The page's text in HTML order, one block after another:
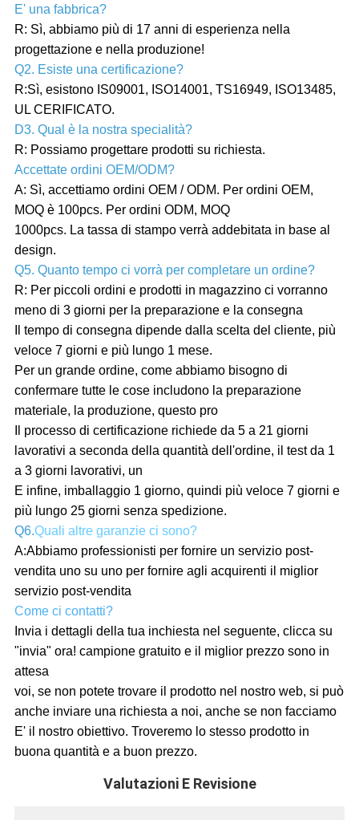
E' una fabbrica?
R: Sì, abbiamo più di 17 anni di esperienza nella
progettazione e nella produzione!
Q2. Esiste una certificazione?
R:Sì, esistono IS09001, ISO14001, TS16949, ISO13485,
UL CERIFICATO.
D3. Qual è la nostra specialità?
R: Possiamo progettare prodotti su richiesta.
Accettate ordini OEM/ODM?
A: Sì, accettiamo ordini OEM / ODM. Per ordini OEM,
MOQ è 100pcs. Per ordini ODM, MOQ
1000pcs. La tassa di stampo verrà addebitata in base al
design.
Q5. Quanto tempo ci vorrà per completare un ordine?
R: Per piccoli ordini e prodotti in magazzino ci vorranno
meno di 3 giorni per la preparazione e la consegna
Il tempo di consegna dipende dalla scelta del cliente, più
veloce 7 giorni e più lungo 1 mese.
Per un grande ordine, come abbiamo bisogno di
confermare tutte le cose includono la preparazione
materiale, la produzione, questo pro
Il processo di certificazione richiede da 5 a 21 giorni
lavorativi a seconda della quantità dell'ordine, il test da 1
a 3 giorni lavorativi, un
E infine, imballaggio 1 giorno, quindi più veloce 7 giorni e
più lungo 25 giorni senza spedizione.
Q6.Quali altre garanzie ci sono?
A:Abbiamo professionisti per fornire un servizio post-
vendita uno su uno per fornire agli acquirenti il miglior
servizio post-vendita
Come ci contatti?
Invia i dettagli della tua inchiesta nel seguente, clicca su
"invia" ora! campione gratuito e il miglior prezzo sono in
attesa
voi, se non potete trovare il prodotto nel nostro web, si può
anche inviare una richiesta a noi, anche se non facciamo
E' il nostro obiettivo. Troveremo lo stesso prodotto in
buona quantità e a buon prezzo.
Valutazioni E Revisione